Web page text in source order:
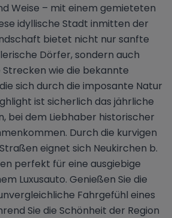
Weise – mit einem gemieteten
idyllische Stadt inmitten der
bietet nicht nur sanfte
Dörfer, sondern auch
wie die bekannte
sich durch die imposante Natur
ist sicherlich das jährliche
bei dem Liebhaber historischer
Durch die kurvigen
eignet sich Neukirchen b.
perfekt für eine ausgiebige
Luxusauto. Genießen Sie die
Fahrgefühl eines
Sie die Schönheit der Region